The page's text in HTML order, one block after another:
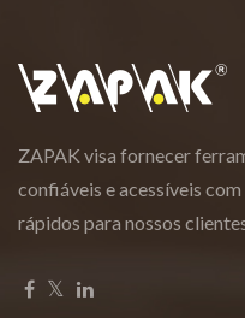
ZAPAK visa fornecer
confiáveis e acessíveis
rápidos para nossos